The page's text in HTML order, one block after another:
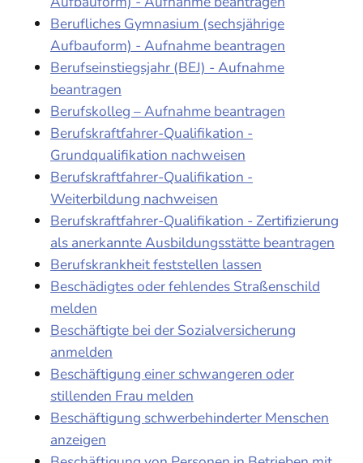
Berufliches Gymnasium (sechsjährige
Aufbauform) - Aufnahme beantragen
Berufseinstiegsjahr (BEJ) - Aufnahme
beantragen
Berufskolleg – Aufnahme beantragen
Berufskraftfahrer-Qualifikation -
Grundqualifikation nachweisen
Berufskraftfahrer-Qualifikation -
Weiterbildung nachweisen
Berufskraftfahrer-Qualifikation - Zertifizierung
als anerkannte Ausbildungsstätte beantragen
Berufskrankheit feststellen lassen
Beschädigtes oder fehlendes Straßenschild
melden
Beschäftigte bei der Sozialversicherung
anmelden
Beschäftigung einer schwangeren oder
stillenden Frau melden
Beschäftigung schwerbehinderter Menschen
anzeigen